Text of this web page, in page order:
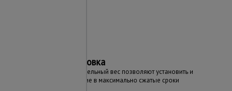
Быстрая установка
Гибкость и незначительный вес позволяют установить и
свернуть ограждение в максимально сжатые сроки